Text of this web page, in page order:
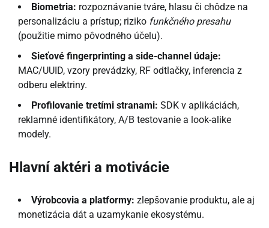
Biometria: rozpoznávanie tváre, hlasu či chôdze na
personalizáciu a prístup; riziko funkčného presahu
(použitie mimo pôvodného účelu).
Sieťové fingerprinting a side-channel údaje:
MAC/UUID, vzory prevádzky, RF odtlačky, inferencia z
odberu elektriny.
Profilovanie tretími stranami: SDK v aplikáciách,
reklamné identifikátory, A/B testovanie a look-alike
modely.
Hlavní aktéri a motivácie
Výrobcovia a platformy: zlepšovanie produktu, ale aj
monetizácia dát a uzamykanie ekosystému.